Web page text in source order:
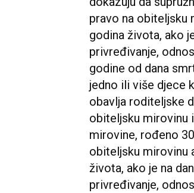
pravo na obiteljsku
godina života, ako
privređivanje,
godine od dana
jedno ili više djece
obavlja roditeljske
obiteljsku mirovinu
mirovine, rođeno
obiteljsku mirovinu
života, ako je na
privređivanje,